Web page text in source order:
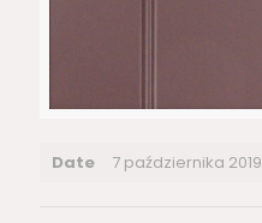
Date 7 października 2019